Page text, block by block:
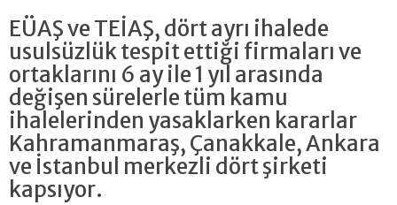
EÜAŞ ve TEİAŞ, dört ayrı ihalede
usulsüzlük tespit ettiği firmaları ve
ortaklarını 6 ay ile 1 yıl arasında
değişen sürelerle tüm kamu
ihalelerinden yasaklarken kararlar
Kahramanmaraş, Çanakkale, Ankara
ve İstanbul merkezli dört şirketi
kapsıyor.